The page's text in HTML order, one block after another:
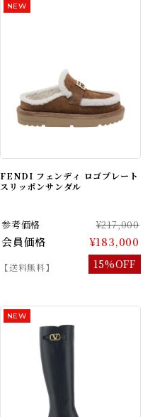
FENDI フェンディ ロゴプレート
スリッポンサンダル
参考価格 ¥217,000
会員価格 ¥183,000
【送料無料】 15%OFF